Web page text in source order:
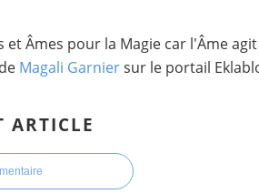
et Âmes pour la Magie car l'Âme
Magali Garniersur le portail
ARTICLE